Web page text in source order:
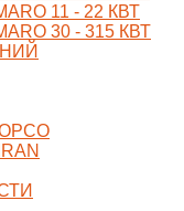
11 - 22 КВТ
30 - 315 КВТ